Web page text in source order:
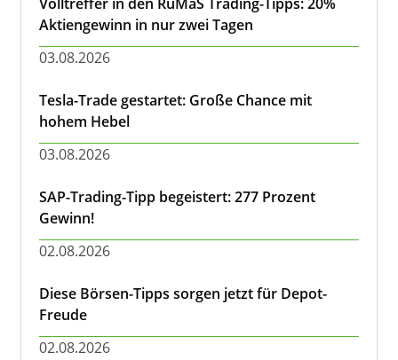
Aktiengewinn in nur zwei Tagen
03.08.2026
Tesla-Trade gestartet: Große Chance mit
hohem Hebel
03.08.2026
SAP-Trading-Tipp begeistert: 277 Prozent
Gewinn!
02.08.2026
Diese Börsen-Tipps sorgen jetzt für Depot-
Freude
02.08.2026